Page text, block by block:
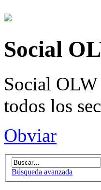
Social
Social
todos los
Obviar
Búsqueda avanzada